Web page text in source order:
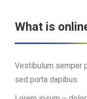
What is
Vestibulum semper
sed porta dapibus.